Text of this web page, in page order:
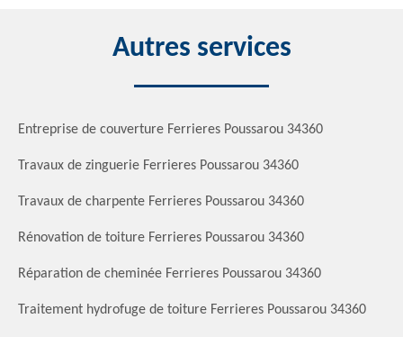
Autres services
Entreprise de couverture Ferrieres Poussarou 34360
Travaux de zinguerie Ferrieres Poussarou 34360
Travaux de charpente Ferrieres Poussarou 34360
Rénovation de toiture Ferrieres Poussarou 34360
Réparation de cheminée Ferrieres Poussarou 34360
Traitement hydrofuge de toiture Ferrieres Poussarou 34360